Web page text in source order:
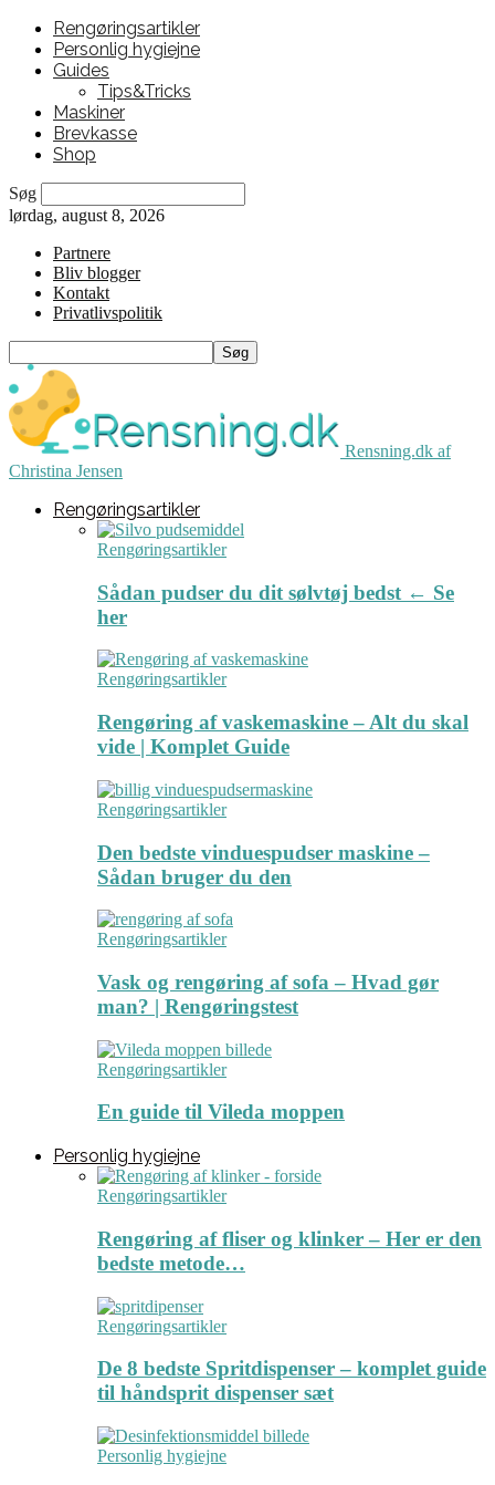
Rengøringsartikler
Personlig hygiejne
Guides
Tips&Tricks
Maskiner
Brevkasse
Shop
Søg
lørdag, august 8, 2026
Partnere
Bliv blogger
Kontakt
Privatlivspolitik
Rensning.dk af
Christina Jensen
Rengøringsartikler
Rengøringsartikler
Sådan pudser du dit sølvtøj bedst ← Se
her
Rengøringsartikler
Rengøring af vaskemaskine – Alt du skal
vide | Komplet Guide
Rengøringsartikler
Den bedste vinduespudser maskine –
Sådan bruger du den
Rengøringsartikler
Vask og rengøring af sofa – Hvad gør
man? | Rengøringstest
Rengøringsartikler
En guide til Vileda moppen
Personlig hygiejne
Rengøringsartikler
Rengøring af fliser og klinker – Her er den
bedste metode…
Rengøringsartikler
De 8 bedste Spritdispenser – komplet guide
til håndsprit dispenser sæt
Personlig hygiejne